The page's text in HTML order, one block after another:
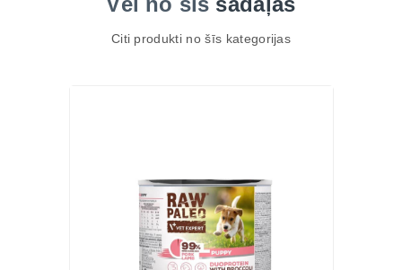
Citi produkti no šīs kategorijas